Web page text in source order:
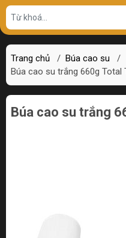
Trang chủ / Búa cao su
/
Búa cao su trắng 660g Total
Giá bán
Búa cao su trắng